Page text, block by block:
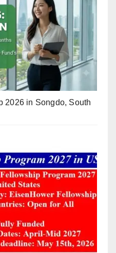
2026 in Songdo, South